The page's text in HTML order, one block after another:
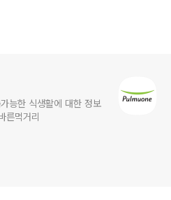
능한 식생활에 대한 정보
른먹거리